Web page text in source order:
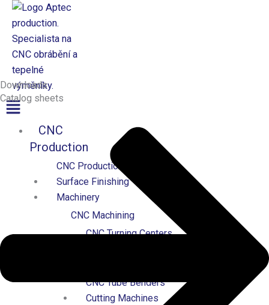
Přeskočit
obsah
Aptec production
Menu
CNC
Production
CNC Production
Surface Finishing
Machinery
CNC Machining
CNC Turning Centers
CNC Tube Benders
Cutting Machines
Downloads
Catalog sheets